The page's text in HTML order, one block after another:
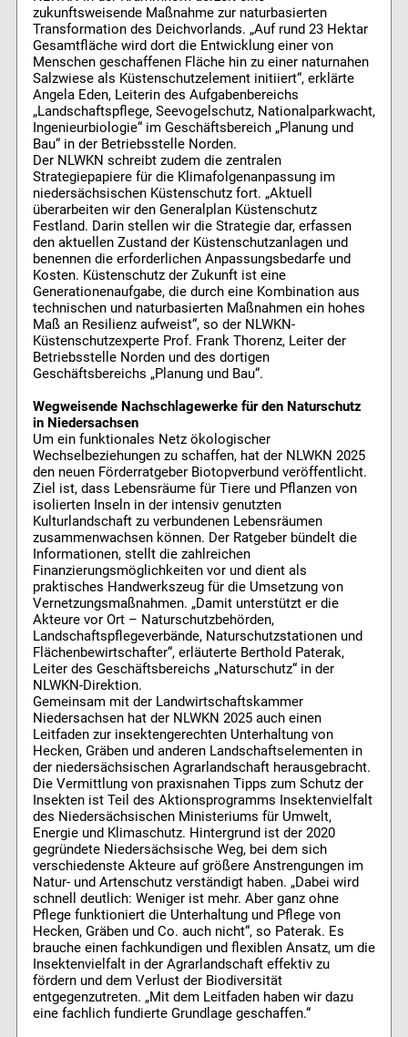
zukunftsweisende Maßnahme zur naturbasierten
Transformation des Deichvorlands. „Auf rund 23 Hektar
Gesamtfläche wird dort die Entwicklung einer von
Menschen geschaffenen Fläche hin zu einer naturnahen
Salzwiese als Küstenschutzelement initiiert“, erklärte
Angela Eden, Leiterin des Aufgabenbereichs
„Landschaftspflege, Seevogelschutz, Nationalparkwacht,
Ingenieurbiologie“ im Geschäftsbereich „Planung und
Bau“ in der Betriebsstelle Norden.
Der NLWKN schreibt zudem die zentralen
Strategiepapiere für die Klimafolgenanpassung im
niedersächsischen Küstenschutz fort. „Aktuell
überarbeiten wir den Generalplan Küstenschutz
Festland. Darin stellen wir die Strategie dar, erfassen
den aktuellen Zustand der Küstenschutzanlagen und
benennen die erforderlichen Anpassungsbedarfe und
Kosten. Küstenschutz der Zukunft ist eine
Generationenaufgabe, die durch eine Kombination aus
technischen und naturbasierten Maßnahmen ein hohes
Maß an Resilienz aufweist“, so der NLWKN-
Küstenschutzexperte Prof. Frank Thorenz, Leiter der
Betriebsstelle Norden und des dortigen
Geschäftsbereichs „Planung und Bau“.
Wegweisende Nachschlagewerke für den Naturschutz
in Niedersachsen
Um ein funktionales Netz ökologischer
Wechselbeziehungen zu schaffen, hat der NLWKN 2025
den neuen Förderratgeber Biotopverbund veröffentlicht.
Ziel ist, dass Lebensräume für Tiere und Pflanzen von
isolierten Inseln in der intensiv genutzten
Kulturlandschaft zu verbundenen Lebensräumen
zusammenwachsen können. Der Ratgeber bündelt die
Informationen, stellt die zahlreichen
Finanzierungsmöglichkeiten vor und dient als
praktisches Handwerkszeug für die Umsetzung von
Vernetzungsmaßnahmen. „Damit unterstützt er die
Akteure vor Ort – Naturschutzbehörden,
Landschaftspflegeverbände, Naturschutzstationen und
Flächenbewirtschafter“, erläuterte Berthold Paterak,
Leiter des Geschäftsbereichs „Naturschutz“ in der
NLWKN-Direktion.
Gemeinsam mit der Landwirtschaftskammer
Niedersachsen hat der NLWKN 2025 auch einen
Leitfaden zur insektengerechten Unterhaltung von
Hecken, Gräben und anderen Landschaftselementen in
der niedersächsischen Agrarlandschaft herausgebracht.
Die Vermittlung von praxisnahen Tipps zum Schutz der
Insekten ist Teil des Aktionsprogramms Insektenvielfalt
des Niedersächsischen Ministeriums für Umwelt,
Energie und Klimaschutz. Hintergrund ist der 2020
gegründete Niedersächsische Weg, bei dem sich
verschiedenste Akteure auf größere Anstrengungen im
Natur- und Artenschutz verständigt haben. „Dabei wird
schnell deutlich: Weniger ist mehr. Aber ganz ohne
Pflege funktioniert die Unterhaltung und Pflege von
Hecken, Gräben und Co. auch nicht“, so Paterak. Es
brauche einen fachkundigen und flexiblen Ansatz, um die
Insektenvielfalt in der Agrarlandschaft effektiv zu
fördern und dem Verlust der Biodiversität
entgegenzutreten. „Mit dem Leitfaden haben wir dazu
eine fachlich fundierte Grundlage geschaffen.“